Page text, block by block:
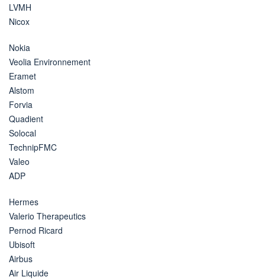
LVMH
Nicox
Nokia
Veolia Environnement
Eramet
Alstom
Forvia
Quadient
Solocal
TechnipFMC
Valeo
ADP
Hermes
Valerio Therapeutics
Pernod Ricard
Ubisoft
Airbus
Air Liquide